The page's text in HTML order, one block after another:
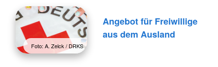
Foto: A. Zelck / DRKS
Angebot für Freiwillige
aus dem Ausland